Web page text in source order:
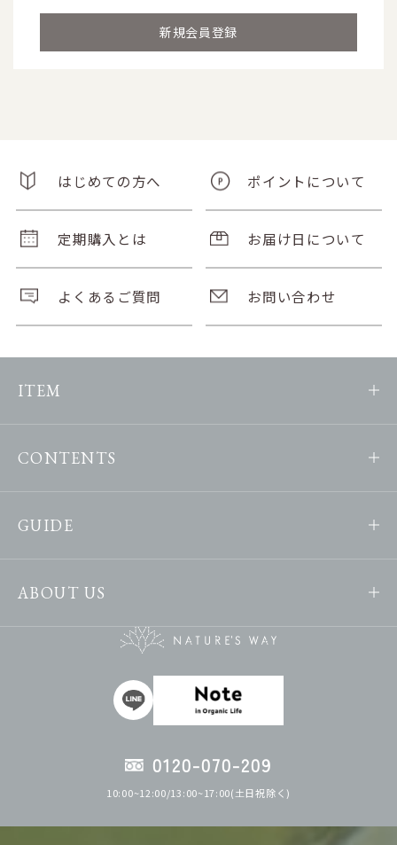
はじめての方へ ポイントについて
定期購入とは お届け日について
よくあるご質問 お問い合わせ
ITEM
CONTENTS
GUIDE
ABOUT US
0120-070-209
10:00~12:00/13:00~17:00(土日祝除く)